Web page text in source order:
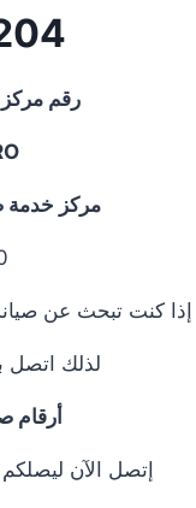
رقم
مركز خدمة
30
إذا كنت تبحث عن
لذلك اتصل
أرقام
إتصل الآن ليصلكم